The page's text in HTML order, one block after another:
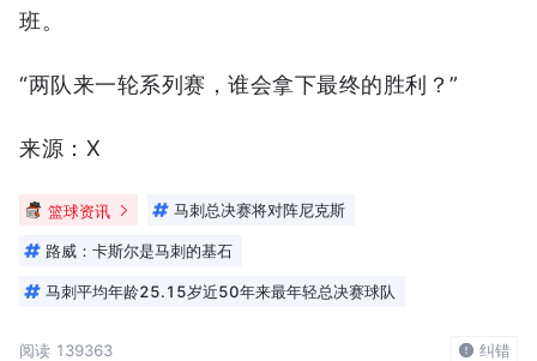
班。
“两队来一轮系列赛，谁会拿下最终的胜利？”
来源：X
篮球资讯 马刺总决赛将对阵尼克斯
路威：卡斯尔是马刺的基石
马刺平均年龄25.15岁近50年来最年轻总决赛球队
阅读 139363 纠错